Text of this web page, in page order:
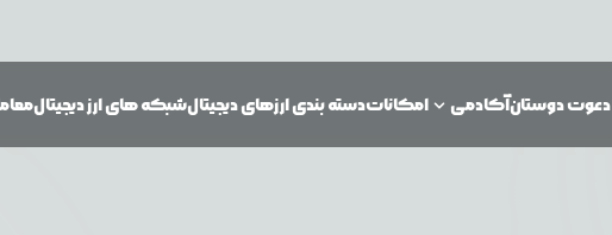
شبکه‌ های ارز دیجیتالدسته بندی ارزهای دیجیتالامکانات آکادمیدعوت دوستان